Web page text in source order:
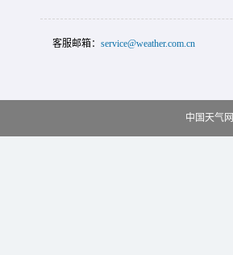
客服邮箱： service@weather.com.cn
中国天气